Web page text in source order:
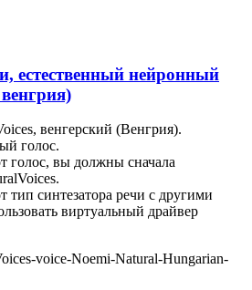
естественный нейронный
венгерский (Венгрия).
голос.
голос, вы должны сначала
тип синтезатора речи с другими
виртуальный драйвер
voice-Noemi-Natural-Hungarian-